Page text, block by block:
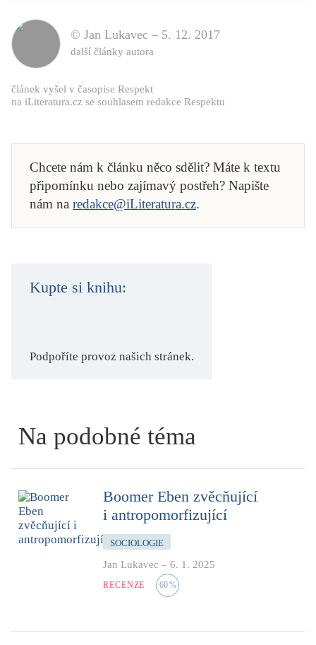
© Jan Lukavec – 5. 12. 2017
další články autora
článek vyšel v časopise Respekt
na iLiteratura.cz se souhlasem redakce Respektu
Chcete nám k článku něco sdělit? Máte k textu
připomínku nebo zajímavý postřeh? Napište
nám na redakce@iLiteratura.cz.
Kupte si knihu:
Podpoříte provoz našich stránek.
Na podobné téma
Boomer Eben zvěcňující
i antropomorfizující
SOCIOLOGIE
Jan Lukavec – 6. 1. 2025
RECENZE 60%